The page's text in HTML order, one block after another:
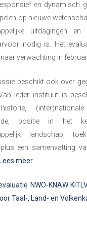
en dynamisch
op nieuwe
uitdagingen
nodig is. Het
verwachting in
beschikt ook over
ieder instituut is
positie in het
landschap,
een samenvatting
Lees meer.
NWO-KNAW
Taal-, Land- en